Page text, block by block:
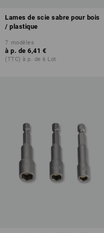
Lames de scie sabre pour bois
/ plastique
7 modèles
à p. de 6,41 €
(TTC) à p. de 6 Lot